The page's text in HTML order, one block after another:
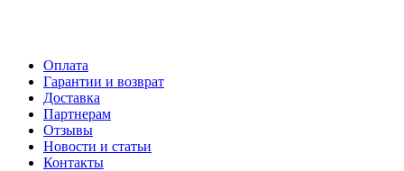
Оплата
Гарантии и возврат
Доставка
Партнерам
Отзывы
Новости и статьи
Контакты